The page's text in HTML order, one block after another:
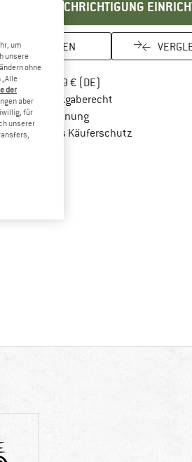
BENACHRICHTIGUNG
MERKEN
Portofrei ab 69 € (DE)
Tage RückgaberechtGehe hier zu
auf RechnungFinde die Zahlungs-
Shops KäuferschutzFinde alle
um
unsere
ohne
der
aber
für
unserer